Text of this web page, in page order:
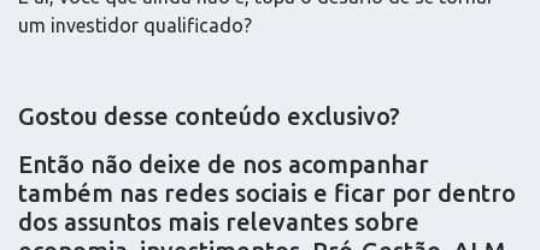
um investidor qualificado?
Gostou desse conteúdo exclusivo?
Então não deixe de nos acompanhar
também nas redes sociais e ficar por dentro
dos assuntos mais relevantes sobre